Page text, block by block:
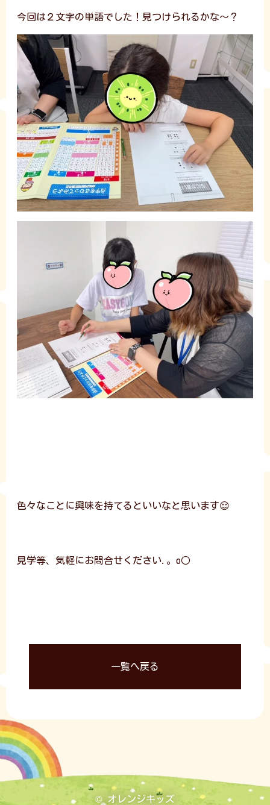
今回は２文字の単語でした！見つけられるかな～？
色々なことに興味を持てるといいなと思います😌
見学等、気軽にお問合せください.。o○
一覧へ戻る
© オレンジキッズ